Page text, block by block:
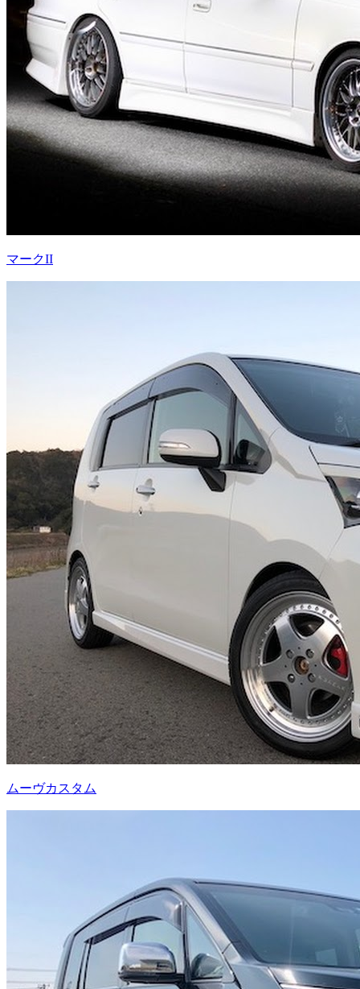
マークII
ムーヴカスタム